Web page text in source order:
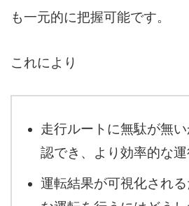
も一元的に把握可能です。
これにより
走行ルートに無駄が無
認でき、より効率的な
運転結果が可視化され